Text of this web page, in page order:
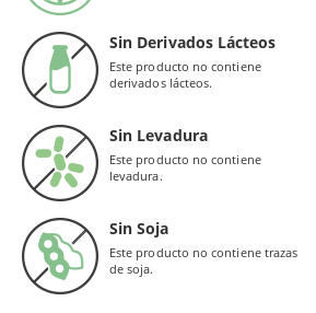
Sin Derivados Lácteos
Este producto no contiene
derivados lácteos.
Sin Levadura
Este producto no contiene
levadura.
Sin Soja
Este producto no contiene trazas
de soja.